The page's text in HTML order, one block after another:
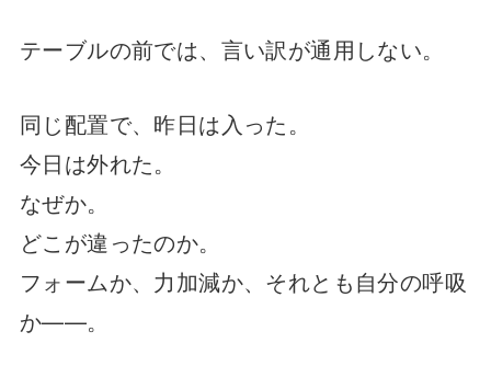
テーブルの前では、言い訳が通用しない。
同じ配置で、昨日は入った。
今日は外れた。
なぜか。
どこが違ったのか。
フォームか、力加減か、それとも自分の呼吸
か——。